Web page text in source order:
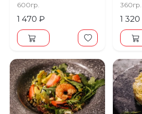
600гр.
1 470 ₽
360гр.
1